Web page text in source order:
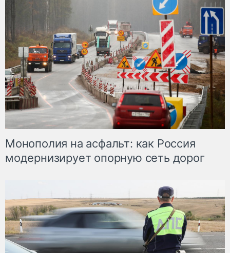
Монополия на асфальт: как Россия
модернизирует опорную сеть дорог